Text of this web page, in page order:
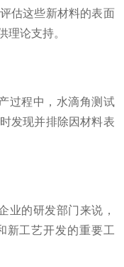
估这些新材料的表面
理论支持。
过程中，水滴角测试
发现并排除因材料表
业的研发部门来说，
新工艺开发的重要工